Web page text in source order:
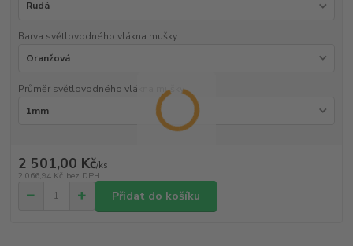
Barva světlovodného vlákna mušky
Průměr světlovodného vlákna mušky
2 501,00 Kč/ks
2 066,94 Kč bez DPH
Přidat do košíku